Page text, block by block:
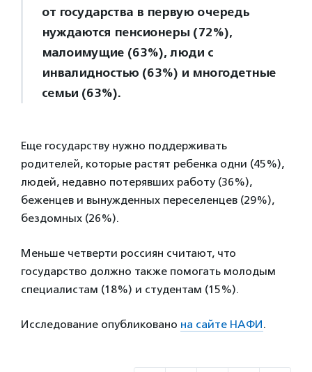
от государства в первую очередь
нуждаются пенсионеры (72%),
малоимущие (63%), люди с
инвалидностью (63%) и многодетные
семьи (63%).
Еще государству нужно поддерживать
родителей, которые растят ребенка одни (45%),
людей, недавно потерявших работу (36%),
беженцев и вынужденных переселенцев (29%),
бездомных (26%).
Меньше четверти россиян считают, что
государство должно также помогать молодым
специалистам (18%) и студентам (15%).
Исследование опубликовано на сайте НАФИ.